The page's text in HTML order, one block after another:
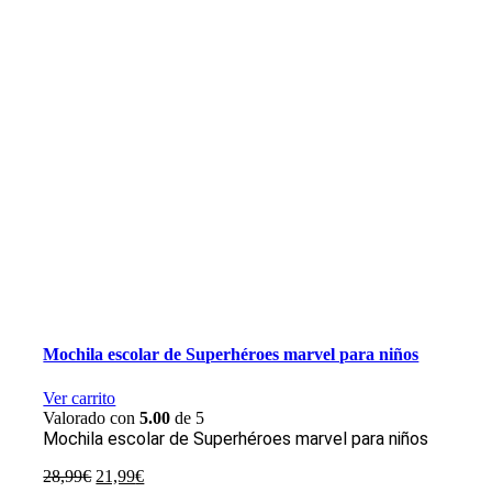
Mochila escolar de Superhéroes marvel para niños
Ver carrito
Valorado con5.00 de 5
Mochila escolar de Superhéroes marvel para niños
28,99€ El
21,99€El